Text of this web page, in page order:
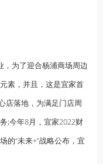
为了迎合杨浦商场周边
素，并且，这是宜家首
店落地，为满足门店周
;今年8月，宜家2022财
的“未来+”战略公布，宜